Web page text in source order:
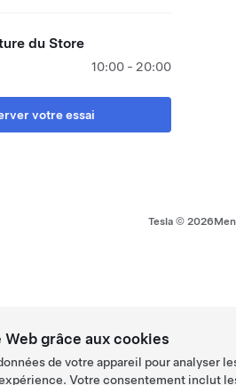
du Store
10:00 - 20:00
votre essai
Tesla © 2026
grâce aux cookies
de votre appareil pour analyser
Votre consentement inclut